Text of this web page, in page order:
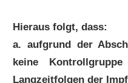
Hieraus folgt, dass:
a. aufgrund der
keine
Langzeitfolgen der